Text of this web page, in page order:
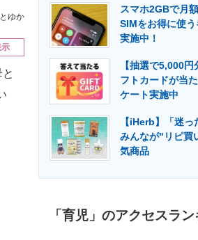
ゆか
示
スマホ2GBで月
SIMをお得に使
実施中！
【抽選で5,000
フトカードが当
ケート実施中
【iHerb】「迷っ
みんなが"リピ買
気商品
「育児」のアクセスラ